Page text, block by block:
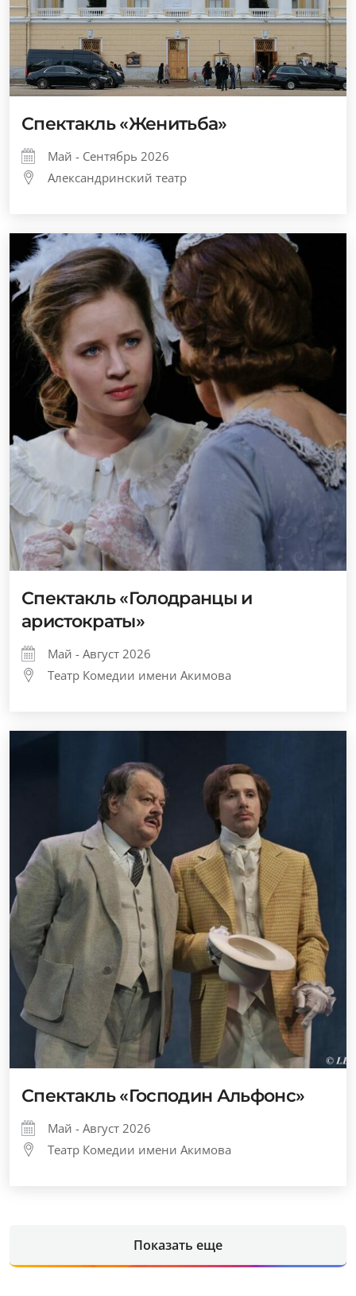
Спектакль «Женитьба»
Май - Сентябрь 2026
Александринский театр
Спектакль «Голодранцы и
аристократы»
Май - Август 2026
Театр Комедии имени Акимова
Спектакль «Господин Альфонс»
Май - Август 2026
Театр Комедии имени Акимова
Показать еще